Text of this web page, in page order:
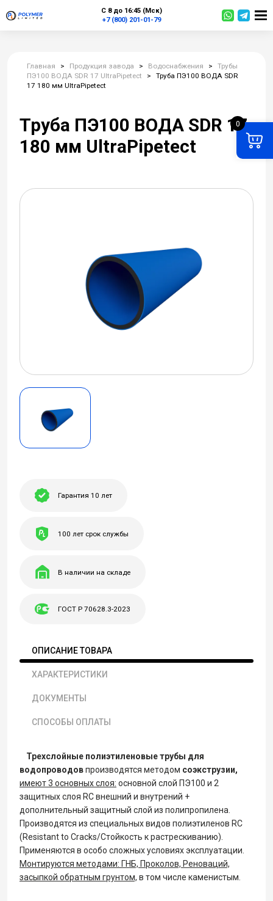
С 8 до 16:45 (Мск)
+7 (800) 201-01-79
0
Главная > Продукция завода > Водоснабжения >
Трубы
ПЭ100 ВОДА SDR 17 UltraPipetect
>
Труба ПЭ100 ВОДА SDR
17 180 мм UltraPipetect
Труба ПЭ100 ВОДА SDR 17
180 мм UltraPipetect
Гарантия 10 лет
100 лет срок службы
В наличии на складе
ГОСТ Р 70628.3-2023
ОПИСАНИЕ ТОВАРА
ХАРАКТЕРИСТИКИ
ДОКУМЕНТЫ
СПОСОБЫ ОПЛАТЫ
Трехслойные полиэтиленовые трубы для
водопроводовпроизводятся методом соэкструзии,
имеют 3 основных слоя: основной слой ПЭ100 и 2
защитных слоя RC внешний и внутрений +
дополнительный защитный слой из полипропилена.
Производятся из специальных видов полиэтиленов RC
(Resistant to Cracks/Стойкость к растрескиванию).
Применяются в особо сложных условиях эксплуатации.
Монтируются методами: ГНБ, Проколов, Реноваций,
засыпкой обратным грунтом, в том числе каменистым.